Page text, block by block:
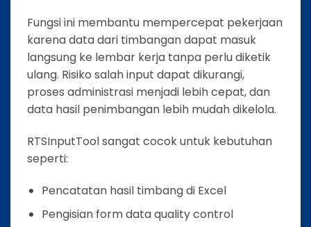
Fungsi ini membantu mempercepat pekerjaan
karena data dari timbangan dapat masuk
langsung ke lembar kerja tanpa perlu diketik
ulang. Risiko salah input dapat dikurangi,
proses administrasi menjadi lebih cepat, dan
data hasil penimbangan lebih mudah dikelola.
RTSInputTool sangat cocok untuk kebutuhan
seperti:
Pencatatan hasil timbang di Excel
Pengisian form data quality control